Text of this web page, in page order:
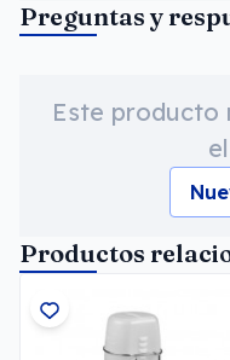
Preguntas y
Este producto
Productos